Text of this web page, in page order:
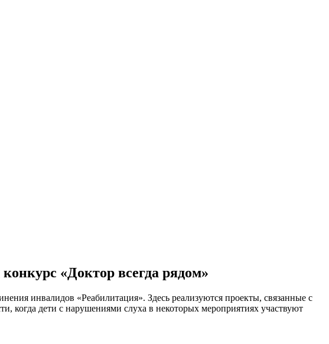
«Доктор всегда рядом»
инвалидов «Реабилитация». Здесь реализуются проекты, связанные с
когда дети с нарушениями слуха в некоторых мероприятиях участвуют